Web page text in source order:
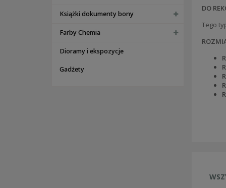
Książki dokumenty bony
Farby Chemia
Dioramy i ekspozycje
Gadżety
DO
Tego